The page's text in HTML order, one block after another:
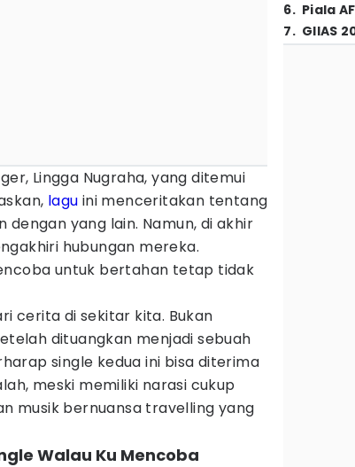
Lingga Nugraha, yang ditemui
lagu ini menceritakan tentang
yang lain. Namun, di akhir
hubungan mereka.
untuk bertahan tetap tidak
cerita di sekitar kita. Bukan
dituangkan menjadi sebuah
single kedua ini bisa diterima
meski memiliki narasi cukup
musik bernuansa travelling yang
Walau Ku Mencoba
6. Piala
7. GIIAS